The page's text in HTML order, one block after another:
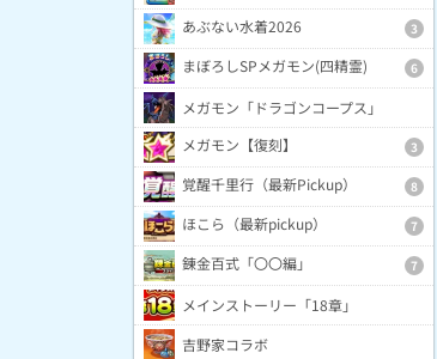
あぶない水着2026
3
まぼろしSPメガモン(四精霊) 6
メガモン「ドラゴンコープス」
メガモン【復刻】
3
覚醒千里行（最新Pickup） 8
ほこら（最新pickup） 7
錬金百式「〇〇編」 7
メインストーリー「18章」
吉野家コラボ